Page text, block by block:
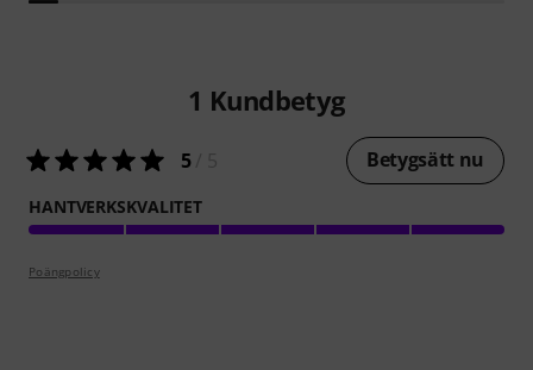
1 Kundbetyg
5/ 5 Betygsätt nu
HANTVERKSKVALITET
Poängpolicy